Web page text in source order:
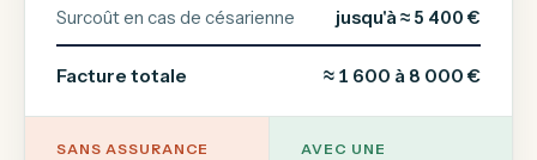
Surcoût en cas de césarienne jusqu'à ≈ 5 400 €
Facture totale ≈ 1 600 à 8 000 €
SANS ASSURANCE
AVEC UNE